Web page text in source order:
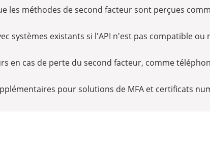
les méthodes de second facteur sont perçues
systèmes existants si l'API n'est pas compatible ou
en cas de perte du second facteur, comme
pour solutions de MFA et certificats